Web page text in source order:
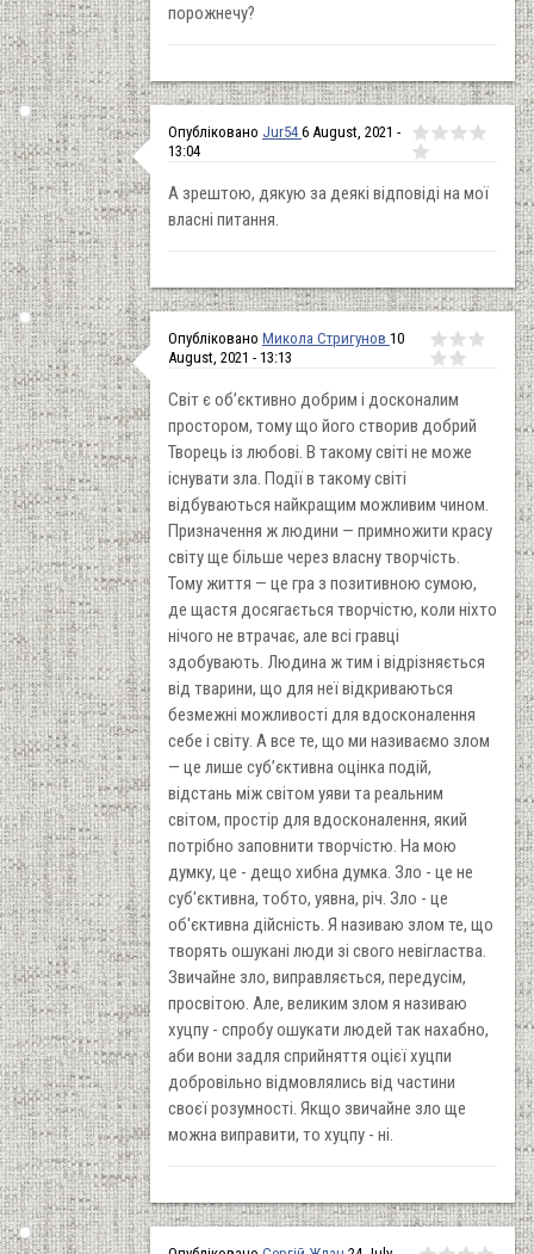
порожнечу?
Опубліковано Jur54 6 August, 2021 -
13:04
А зрештою, дякую за деякі відповіді на мої
власні питання.
Опубліковано Микола Стригунов 10
August, 2021 - 13:13
Світ є об’єктивно добрим і досконалим
простором, тому що його створив добрий
Творець із любові. В такому світі не може
існувати зла. Події в такому світі
відбуваються найкращим можливим чином.
Призначення ж людини — примножити красу
світу ще більше через власну творчість.
Тому життя — це гра з позитивною сумою,
де щастя досягається творчістю, коли ніхто
нічого не втрачає, але всі гравці
здобувають. Людина ж тим і відрізняється
від тварини, що для неї відкриваються
безмежні можливості для вдосконалення
себе і світу. А все те, що ми називаємо злом
— це лише суб’єктивна оцінка подій,
відстань між світом уяви та реальним
світом, простір для вдосконалення, який
потрібно заповнити творчістю. На мою
думку, це - дещо хибна думка. Зло - це не
суб'єктивна, тобто, уявна, річ. Зло - це
об'єктивна дійсність. Я називаю злом те, що
творять ошукані люди зі свого невігластва.
Звичайне зло, виправляється, передусім,
просвітою. Але, великим злом я називаю
хуцпу - спробу ошукати людей так нахабно,
аби вони задля сприйняття оцієї хуцпи
добровільно відмовлялись від частини
своєї розумності. Якщо звичайне зло ще
можна виправити, то хуцпу - ні.